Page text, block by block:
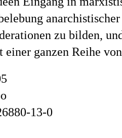
zu bilden,
einer ganzen Reihe
13-0